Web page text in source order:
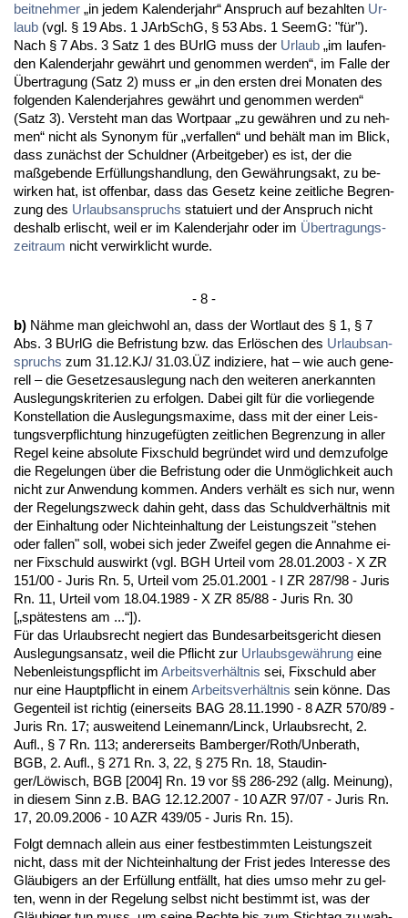
beit­neh­mer „in je­dem Ka­len­der­jahr“ An­spruch auf be­zahl­ten Ur­
laub (vgl. § 19 Abs. 1 JAr­bSchG, § 53 Abs. 1 SeemG: "für").
Nach § 7 Abs. 3 Satz 1 des BUrlG muss der Ur­laub „im lau­fen­
den Ka­len­der­jahr gewährt und ge­nom­men wer­den“, im Fal­le der
Über­tra­gung (Satz 2) muss er „in den ers­ten drei Mo­na­ten des
fol­gen­den Ka­len­der­jah­res gewährt und ge­nom­men wer­den“
(Satz 3). Ver­steht man das Wort­paar „zu gewähren und zu neh­
men“ nicht als Syn­onym für „ver­fal­len“ und behält man im Blick,
dass zunächst der Schuld­ner (Ar­beit­ge­ber) es ist, der die
maßge­ben­de Erfüllungs­hand­lung, den Gewährungs­akt, zu be­
wir­ken hat, ist of­fen­bar, dass das Ge­setz kei­ne zeit­li­che Be­gren­
zung des Ur­laubs­an­spruchs sta­tu­iert und der An­spruch nicht
des­halb er­lischt, weil er im Ka­len­der­jahr oder im Über­tra­gungs­
zeit­raum nicht ver­wirk­licht wur­de.
- 8 -
b) Nähme man gleich­wohl an, dass der Wort­laut des § 1, § 7
Abs. 3 BUrlG die Be­fris­tung bzw. das Erlöschen des Ur­laubs­an­
spruchs zum 31.12.KJ/ 31.03.ÜZ in­di­zie­re, hat – wie auch ge­ne­
rell – die Ge­set­zes­aus­le­gung nach den wei­te­ren an­er­kann­ten
Aus­le­gungs­kri­te­ri­en zu er­fol­gen. Da­bei gilt für die vor­lie­gen­de
Kon­stel­la­ti­on die Aus­le­gungs­ma­xi­me, dass mit der ei­ner Leis­
tungs­ver­pflich­tung hin­zu­gefügten zeit­li­chen Be­gren­zung in al­ler
Re­gel kei­ne ab­so­lu­te Fix­schuld be­gründet wird und dem­zu­fol­ge
die Re­ge­lun­gen über die Be­fris­tung oder die Unmöglich­keit auch
nicht zur An­wen­dung kom­men. An­ders verhält es sich nur, wenn
der Re­ge­lungs­zweck da­hin geht, dass das Schuld­verhält­nis mit
der Ein­hal­tung oder Nicht­ein­hal­tung der Leis­tungs­zeit "ste­hen
oder fal­len" soll, wo­bei sich je­der Zwei­fel ge­gen die An­nah­me ei­
ner Fix­schuld aus­wirkt (vgl. BGH Ur­teil vom 28.01.2003 - X ZR
151/00 - Ju­ris Rn. 5, Ur­teil vom 25.01.2001 - I ZR 287/98 - Ju­ris
Rn. 11, Ur­teil vom 18.04.1989 - X ZR 85/88 - Ju­ris Rn. 30
[„spätes­tens am ...“]).
Für das Ur­laubs­recht ne­giert das Bun­des­ar­beits­ge­richt die­sen
Aus­le­gungs­an­satz, weil die Pflicht zur Ur­laubs­gewährung ei­ne
Ne­ben­leis­tungs­pflicht im Ar­beits­verhält­nis sei, Fix­schuld aber
nur ei­ne Haupt­pflicht in ei­nem Ar­beits­verhält­nis sein könne. Das
Ge­gen­teil ist rich­tig (ei­ner­seits BAG 28.11.1990 - 8 AZR 570/89 -
Ju­ris Rn. 17; aus­wei­tend Lei­ne­mann/Linck, Ur­laubs­recht, 2.
Aufl., § 7 Rn. 113; an­de­rer­seits Bam­ber­ger/Roth/Un­berath,
BGB, 2. Aufl., § 271 Rn. 3, 22, § 275 Rn. 18, Stau­din­
ger/Löwisch, BGB [2004] Rn. 19 vor §§ 286-292 (allg. Mei­nung),
in die­sem Sinn z.B. BAG 12.12.2007 - 10 AZR 97/07 - Ju­ris Rn.
17, 20.09.2006 - 10 AZR 439/05 - Ju­ris Rn. 15).
Folgt dem­nach al­lein aus ei­ner fest­be­stimm­ten Leis­tungs­zeit
nicht, dass mit der Nicht­ein­hal­tung der Frist je­des In­ter­es­se des
Gläubi­gers an der Erfüllung entfällt, hat dies um­so mehr zu gel­
ten, wenn in der Re­ge­lung selbst nicht be­stimmt ist, was der